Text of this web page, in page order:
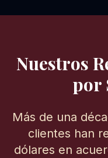
Nuestros
por
Más de una
clientes han
dólares en